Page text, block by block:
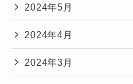
2024年5月
2024年4月
2024年3月